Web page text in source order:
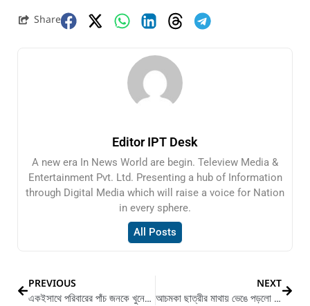
Share
Editor IPT Desk
A new era In News World are begin. Teleview Media &
Entertainment Pvt. Ltd. Presenting a hub of Information
through Digital Media which will raise a voice for Nation
in every sphere.
All Posts
PREVIOUS
একইসাথে পরিবারের পাঁচ জনকে খুনের অভিযোগ উঠলো ১ ব্যক্তির বিরুদ্ধে
NEXT
আচমকা ছাত্রীর মাথায় ভেঙে পড়লো সিলিং ফ্যান